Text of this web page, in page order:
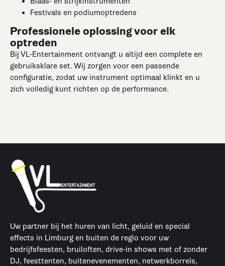
Festivals en podiumoptredens
Professionele oplossing voor elk
optreden
Bij VL-Entertainment ontvangt u altijd een complete en
gebruiksklare set. Wij zorgen voor een passende
configuratie, zodat uw instrument optimaal klinkt en u
zich volledig kunt richten op de performance.
Uw partner bij het huren van licht, geluid en special
effects in Limburg en buiten de regio voor uw
bedrijfsfeesten, bruiloften, drive-in shows met of zonder
DJ, feesttenten, buitenevenementen, netwerkborrels,